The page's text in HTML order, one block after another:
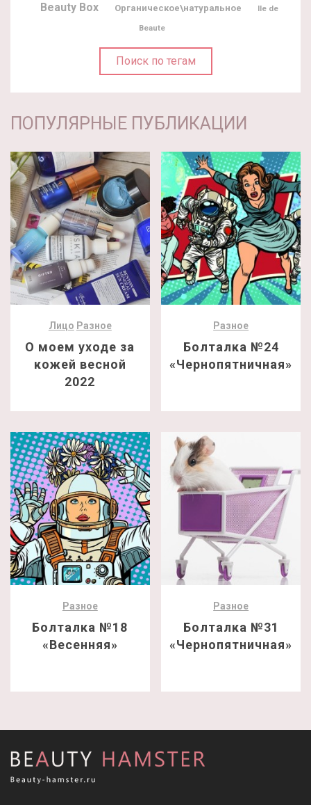
Beauty Box
Органическое\натуральное
Ile de
Beaute
Поиск по тегам
ПОПУЛЯРНЫЕ ПУБЛИКАЦИИ
Лицо Разное
О моем уходе за
кожей весной
2022
Разное
Болталка №24
«Чернопятничная»
Разное
Болталка №18
«Весенняя»
Разное
Болталка №31
«Чернопятничная»